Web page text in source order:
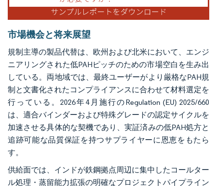
市場機会と将来展望
規制主導の製品代替は、欧州および北米において、エンジ
ニアリングされた低PAHピッチのための市場空白を生み出
している。両地域では、最終ユーザーがより厳格なPAH規
制と文書化されたコンプライアンスに合わせて材料選定を
行っている。2026年4月施行のRegulation (EU) 2025/660
は、適合バインダーおよび特殊グレードの認定サイクルを
加速させる具体的な契機であり、実証済みの低PAH処方と
追跡可能な品質保証を持つサプライヤーに恩恵をもたら
す。
供給面では、インドが鉄鋼拠点周辺に集中したコールター
ル処理・蒸留能力拡張の明確なプロジェクトパイプライン